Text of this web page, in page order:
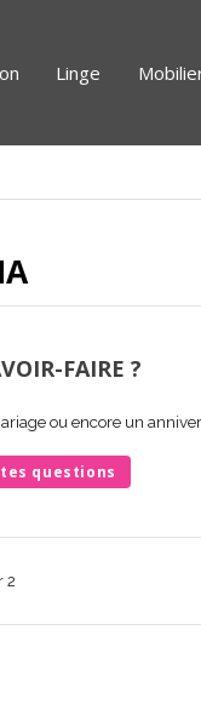
Linge
FAIRE ?
ou encore un
questions
2